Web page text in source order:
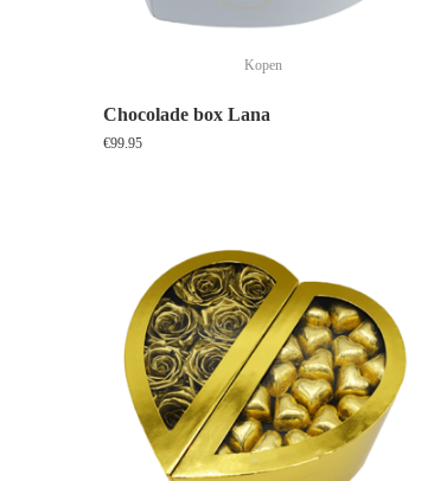
Kopen
Chocolade box Lana
€99.95